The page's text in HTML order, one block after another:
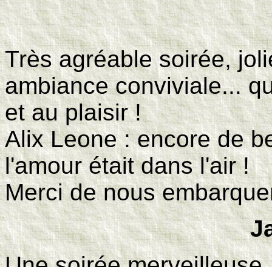
Très agréable soirée,
ambiance conviviale...
et au plaisir !
Alix Leone : encore de
l'amour était dans l'air !
Merci de nous